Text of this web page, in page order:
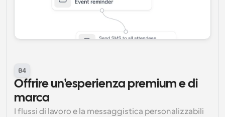
04
Offrire un'esperienza premium e di
marca
I flussi di lavoro e la messaggistica personalizzabili